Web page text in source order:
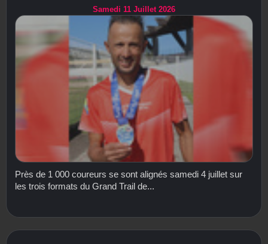
Samedi 11 Juillet 2026
Près de 1 000 coureurs se sont alignés samedi 4 juillet sur
les trois formats du Grand Trail de...